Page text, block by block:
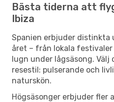
Bästa tiderna att
Ibiza
Spanien erbjuder distinkta
året – från lokala
lugn under lågsäsong. Välj
resestil: pulserande och
naturskön.
Högsäsonger erbjuder fler